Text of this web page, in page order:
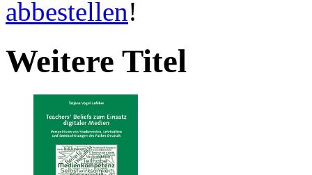
abbestellen!
Weitere Titel